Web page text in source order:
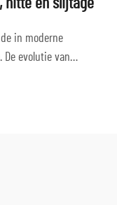
hitte en slijtage
in moderne
De evolutie van
waarop professionals